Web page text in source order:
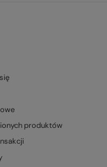
produktów